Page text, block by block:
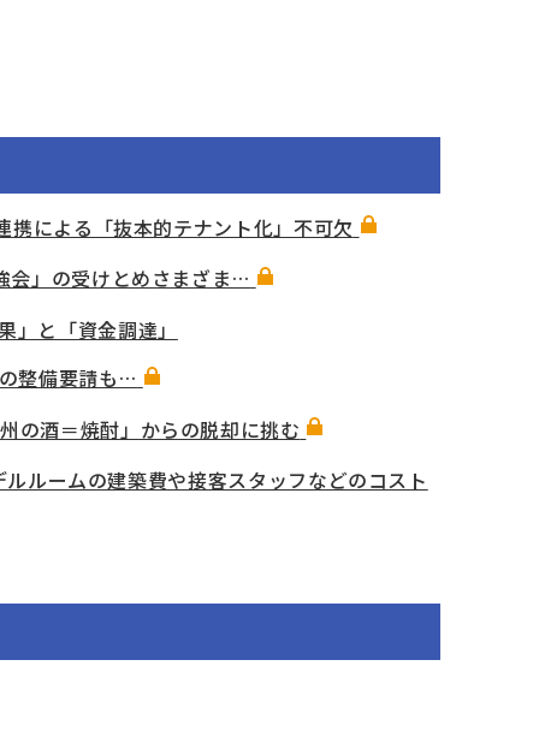
による「抜本的テナント化」不可欠
会」の受けとめさまざま…
と「資金調達」
整備要請も…
の酒＝焼酎」からの脱却に挑む
ルームの建築費や接客スタッフなどのコスト